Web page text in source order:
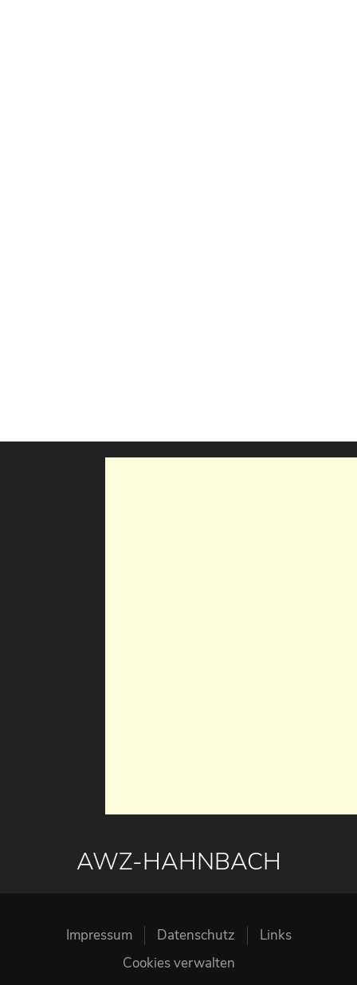
AWZ-HAHNBACH
Impressum Datenschutz
Links
Cookies verwalten